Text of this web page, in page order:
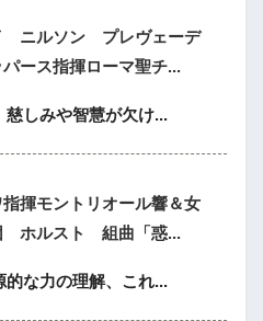
ニルソン プレヴェーデ
ース指揮ローマ聖チ...
慈しみや智慧が欠け...
揮モントリオール響＆女
ホルスト 組曲「惑...
な力の理解、これ...